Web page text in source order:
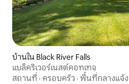
บ้านใน Black River Falls
แบล็คริเวอร์เนสต์คอทเทจ
สถานที่ · ครอบครัว · พื้นที่กลางแจ้ง